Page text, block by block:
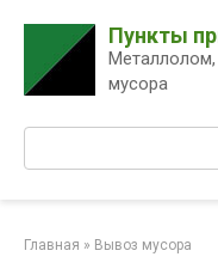
контенту
Пункты
Металлолом,
мусора
Главная » Вывоз мусора